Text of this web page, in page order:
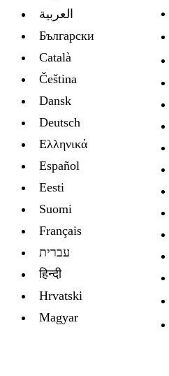
العربية
Български
Català
Čeština
Dansk
Deutsch
Ελληνικά
Español
Eesti
Suomi
Français
עברית
हिन्दी
Hrvatski
Magyar